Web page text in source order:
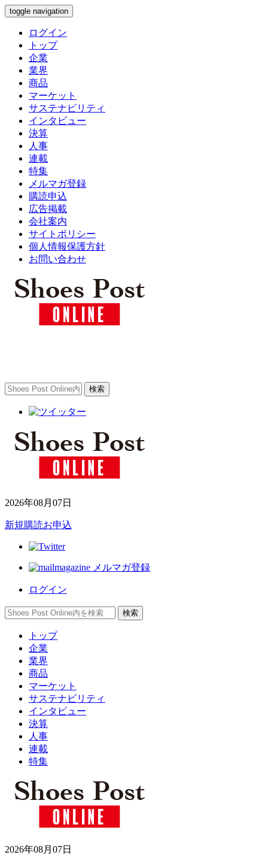
toggle navigation
ログイン
トップ
企業
業界
商品
マーケット
サステナビリティ
インタビュー
決算
人事
連載
特集
メルマガ登録
購読申込
広告掲載
会社案内
サイトポリシー
個人情報保護方針
お問い合わせ
2026年08月07日
新規購読お申込
メルマガ登録
ログイン
トップ
企業
業界
商品
マーケット
サステナビリティ
インタビュー
決算
人事
連載
特集
2026年08月07日